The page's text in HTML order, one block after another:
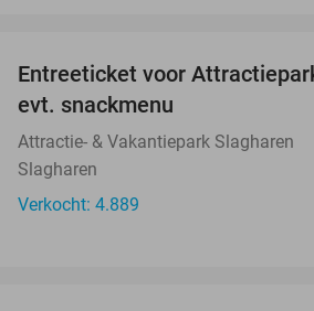
Entreeticket voor
evt. snackmenu
Attractie- & Vakantiepark Slagharen
Slagharen
Verkocht: 4.889